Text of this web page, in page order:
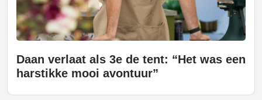
Daan verlaat als 3e de tent: “Het was een
harstikke mooi avontuur”